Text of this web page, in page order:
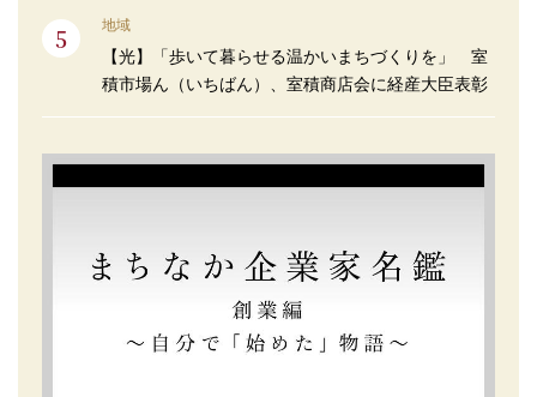
地域
【光】「歩いて暮らせる温かいまちづくりを」 室
積市場ん（いちばん）、室積商店会に経産大臣表彰